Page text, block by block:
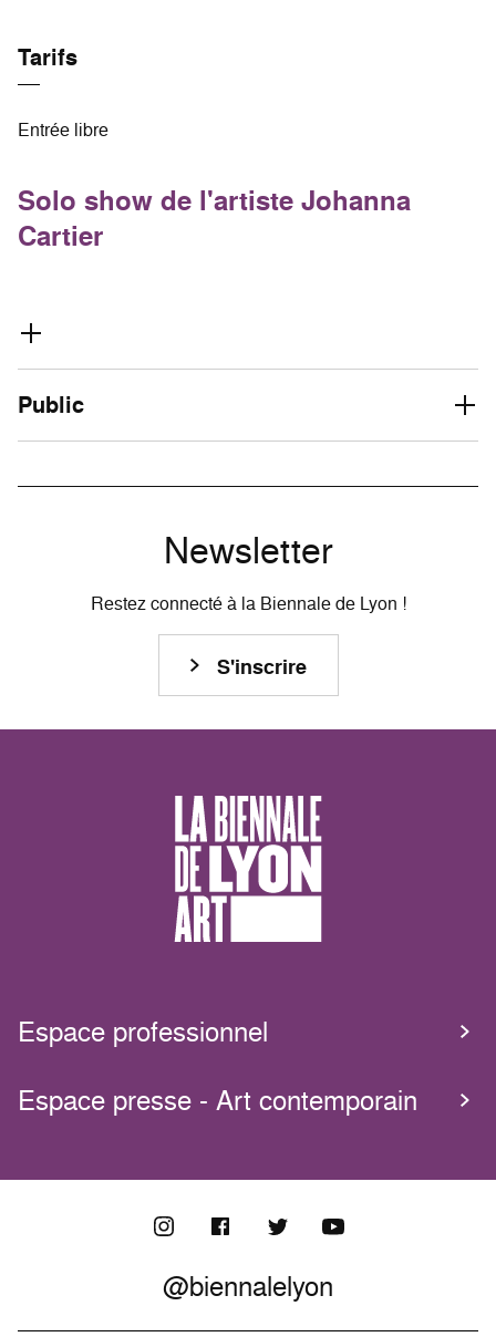
Tarifs
Entrée libre
Solo show de l'artiste Johanna
Cartier
Public
Newsletter
Restez connecté à la Biennale de Lyon !
S'inscrire
Espace professionnel
Espace presse - Art contemporain
@biennalelyon